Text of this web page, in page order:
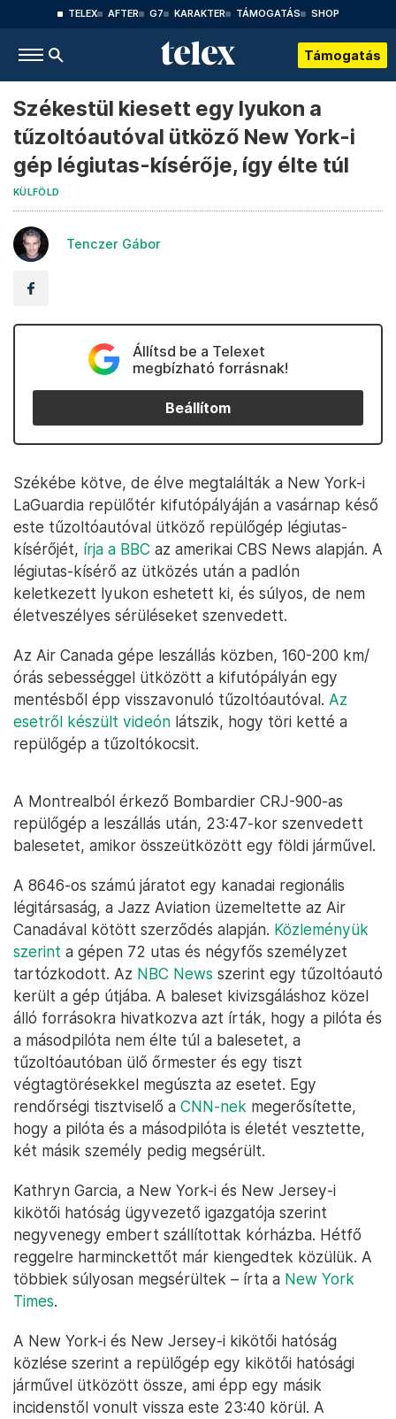
TELEX AFTER G7 KARAKTER TÁMOGATÁS SHOP
Támogatás
Székestül kiesett egy lyukon a
tűzoltóautóval ütköző New York-i
gép légiutas-kísérője, így élte túl
KÜLFÖLD
Tenczer Gábor
Állítsd be a Telexet
megbízható forrásnak!
Beállítom
Székébe kötve, de élve megtalálták a New York-i
LaGuardia repülőtér kifutópályáján a vasárnap késő
este tűzoltóautóval ütköző repülőgép légiutas-
kísérőjét, írja a BBC az amerikai CBS News alapján. A
légiutas-kísérő az ütközés után a padlón
keletkezett lyukon eshetett ki, és súlyos, de nem
életveszélyes sérüléseket szenvedett.
Az Air Canada gépe leszállás közben, 160-200 km/
órás sebességgel ütközött a kifutópályán egy
mentésből épp visszavonuló tűzoltóautóval. Az
esetről készült videón látszik, hogy töri ketté a
repülőgép a tűzoltókocsit.
A Montrealból érkező Bombardier CRJ-900-as
repülőgép a leszállás után, 23:47-kor szenvedett
balesetet, amikor összeütközött egy földi járművel.
A 8646-os számú járatot egy kanadai regionális
légitársaság, a Jazz Aviation üzemeltette az Air
Canadával kötött szerződés alapján. Közleményük
szerint a gépen 72 utas és négyfős személyzet
tartózkodott. Az NBC News szerint egy tűzoltóautó
került a gép útjába. A baleset kivizsgáláshoz közel
álló forrásokra hivatkozva azt írták, hogy a pilóta és
a másodpilóta nem élte túl a balesetet, a
tűzoltóautóban ülő őrmester és egy tiszt
végtagtörésekkel megúszta az esetet. Egy
rendőrségi tisztviselő a CNN-nek megerősítette,
hogy a pilóta és a másodpilóta is életét vesztette,
két másik személy pedig megsérült.
Kathryn Garcia, a New York-i és New Jersey-i
kikötői hatóság ügyvezető igazgatója szerint
negyvenegy embert szállítottak kórházba. Hétfő
reggelre harminckettőt már kiengedtek közülük. A
többiek súlyosan megsérültek – írta a New York
Times.
A New York-i és New Jersey-i kikötői hatóság
közlése szerint a repülőgép egy kikötői hatósági
járművel ütközött össze, ami épp egy másik
incidenstől vonult vissza este 23:40 körül. A